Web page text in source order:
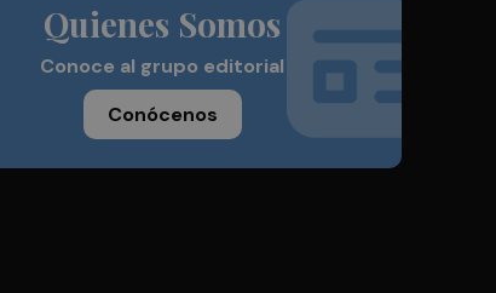
Quienes Somos
Conoce al grupo editorial
Conócenos